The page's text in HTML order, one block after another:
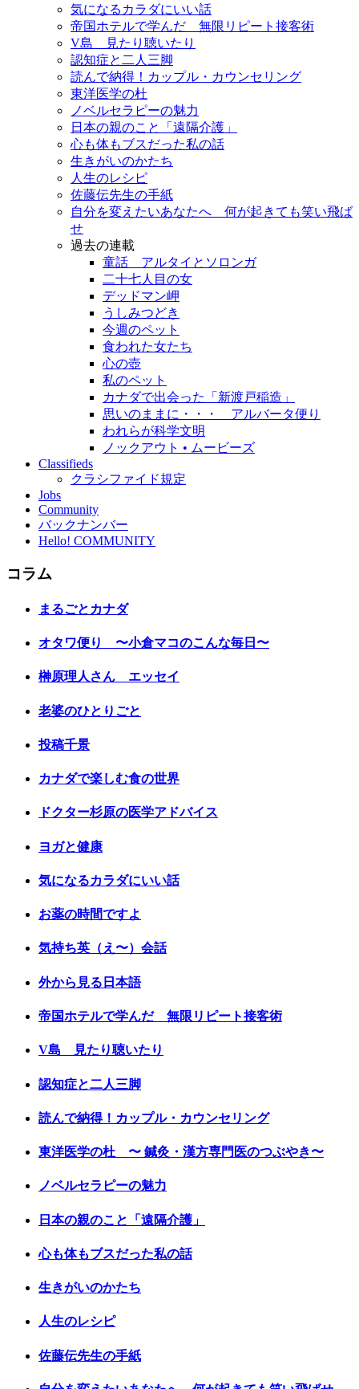
気になるカラダにいい話
帝国ホテルで学んだ 無限リピート接客術
V島 見たり聴いたり
認知症と二人三脚
読んで納得！カップル・カウンセリング
東洋医学の杜
ノベルセラピーの魅力
日本の親のこと「遠隔介護」
心も体もブスだった私の話
生きがいのかたち
人生のレシピ
佐藤伝先生の手紙
自分を変えたいあなたへ 何が起きても笑い飛ば
せ
過去の連載
童話 アルタイとソロンガ
二十七人目の女
デッドマン岬
うしみつどき
今週のペット
食われた女たち
心の壺
私のペット
カナダで出会った「新渡戸稲造」
思いのままに・・・ アルバータ便り
われらが科学文明
ノックアウト • ムービーズ
Classifieds
クラシファイド規定
Jobs
Community
バックナンバー
Hello! COMMUNITY
コラム
まるごとカナダ
オタワ便り 〜小倉マコのこんな毎日〜
榊原理人さん エッセイ
老婆のひとりごと
投稿千景
カナダで楽しむ食の世界
ドクター杉原の医学アドバイス
ヨガと健康
気になるカラダにいい話
お薬の時間ですよ
気持ち英（え〜）会話
外から見る日本語
帝国ホテルで学んだ 無限リピート接客術
V島 見たり聴いたり
認知症と二人三脚
読んで納得！カップル・カウンセリング
東洋医学の杜 〜 鍼灸・漢方専門医のつぶやき〜
ノベルセラピーの魅力
日本の親のこと「遠隔介護」
心も体もブスだった私の話
生きがいのかたち
人生のレシピ
佐藤伝先生の手紙